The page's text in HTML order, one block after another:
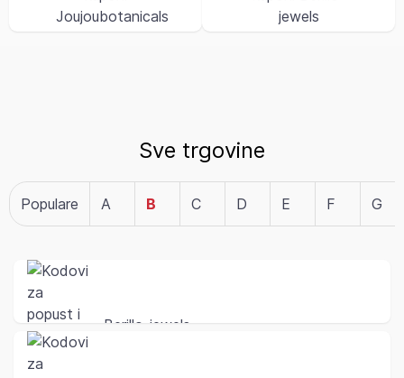
Sve trgovine
Populare A B C D E F G
Berillo-jewels